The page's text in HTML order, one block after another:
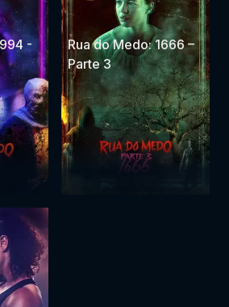
-
Rua do Medo: 1666 –
Parte 3